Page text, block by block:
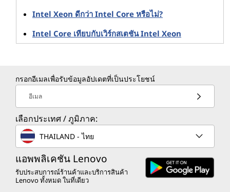
i3 เป็น Core CPU ที่ประหยัดที่สุด
Core i3 PC – ผู้ใช้ทั่วไป
ผู้ใช้ในครอบครัวและนักเรียนทุกวัน
นักเล่นเกมพีซีสเปคต่ํา
Core i3 PC – กรณีการใช้งาน
การท่องเว็บ, การสตรีมวิดีโอ, การประมวล
ผลคํา, สเปรดชีต, ภาพถ่าย การตัดต่อ ธนาคาร
ออนไลน์ วิดีโอเกม ฯลฯ
หากต้องการเรียนรู้ว่า Intel CPU ใดอยู่ในพีซี Lenovo ให้เลือก
Intel Xeon ดีกว่า Intel Core หรือไม่?
Intel Core เทียบกับเวิร์กสเตชัน Intel Xeon
กรอกอีเมลเพื่อรับข้อมูลอัปเดตที่เป็นประโยชน์
อีเมล
เลือกประเทศ / ภูมิภาค:
THAILAND - ไทย
แอพพลิเคชัน Lenovo
รับประสบการณ์ร้านค้าและบริการสินค้า
Lenovo ทั้งหมด ในที่เดียว